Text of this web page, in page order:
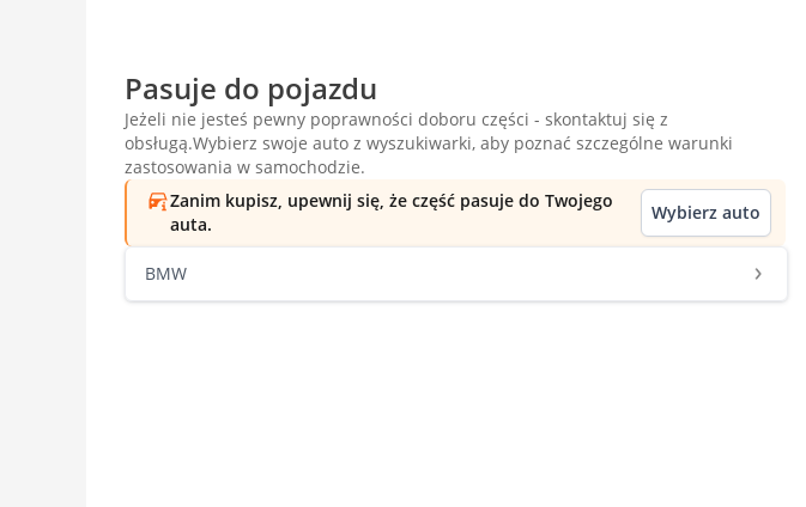
Pasuje do pojazdu
Jeżeli nie jesteś pewny poprawności doboru części - skontaktuj się z
obsługą.Wybierz swoje auto z wyszukiwarki, aby poznać szczególne warunki
zastosowania w samochodzie.
Zanim kupisz, upewnij się, że część pasuje do Twojego
auta.
Wybierz auto
BMW